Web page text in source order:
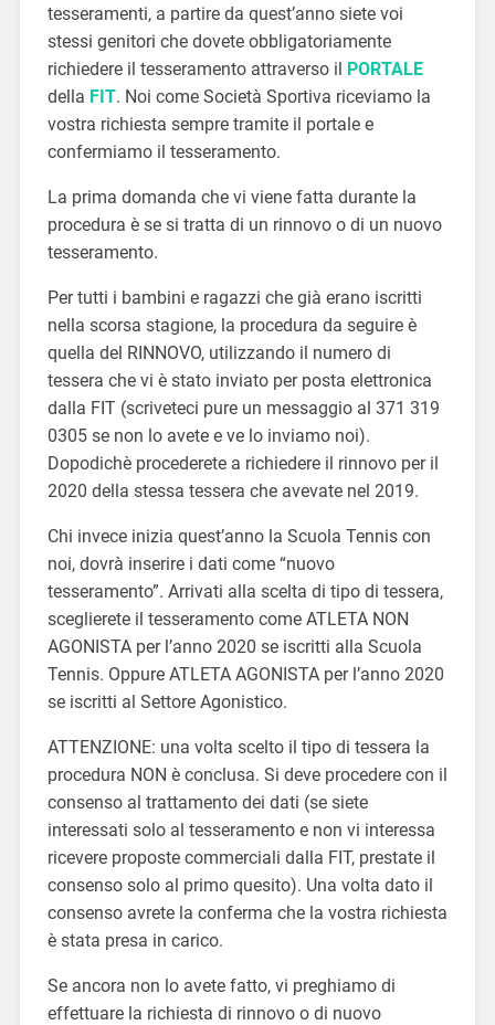
tesseramenti, a partire da quest’anno siete voi
stessi genitori che dovete obbligatoriamente
richiedere il tesseramento attraverso il PORTALE
della FIT. Noi come Società Sportiva riceviamo la
vostra richiesta sempre tramite il portale e
confermiamo il tesseramento.
La prima domanda che vi viene fatta durante la
procedura è se si tratta di un rinnovo o di un nuovo
tesseramento.
Per tutti i bambini e ragazzi che già erano iscritti
nella scorsa stagione, la procedura da seguire è
quella del RINNOVO, utilizzando il numero di
tessera che vi è stato inviato per posta elettronica
dalla FIT (scriveteci pure un messaggio al 371 319
0305 se non lo avete e ve lo inviamo noi).
Dopodichè procederete a richiedere il rinnovo per il
2020 della stessa tessera che avevate nel 2019.
Chi invece inizia quest’anno la Scuola Tennis con
noi, dovrà inserire i dati come “nuovo
tesseramento”. Arrivati alla scelta di tipo di tessera,
sceglierete il tesseramento come ATLETA NON
AGONISTA per l’anno 2020 se iscritti alla Scuola
Tennis. Oppure ATLETA AGONISTA per l’anno 2020
se iscritti al Settore Agonistico.
ATTENZIONE: una volta scelto il tipo di tessera la
procedura NON è conclusa. Si deve procedere con il
consenso al trattamento dei dati (se siete
interessati solo al tesseramento e non vi interessa
ricevere proposte commerciali dalla FIT, prestate il
consenso solo al primo quesito). Una volta dato il
consenso avrete la conferma che la vostra richiesta
è stata presa in carico.
Se ancora non lo avete fatto, vi preghiamo di
effettuare la richiesta di rinnovo o di nuovo